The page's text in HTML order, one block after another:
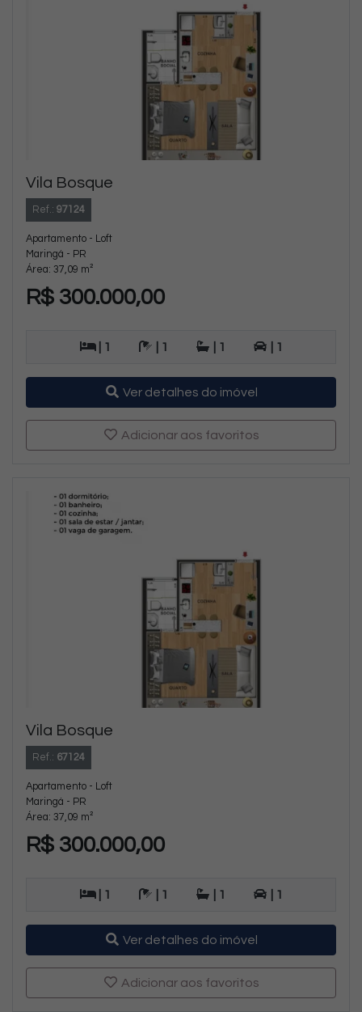
Vila Bosque
Ref.: 97124
Apartamento - Loft
Maringá - PR
Área: 37,09 m²
R$ 300.000,00
| 1 | 1 | 1 | 1
Ver detalhes do imóvel
Adicionar aos favoritos
Vila Bosque
Ref.: 67124
Apartamento - Loft
Maringá - PR
Área: 37,09 m²
R$ 300.000,00
| 1 | 1 | 1 | 1
Ver detalhes do imóvel
Adicionar aos favoritos